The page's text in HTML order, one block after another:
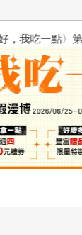
美少女商量彼